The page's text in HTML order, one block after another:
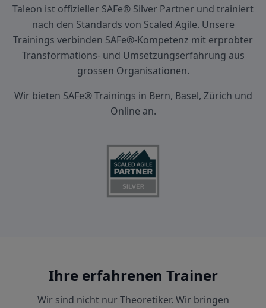
Taleon ist offizieller SAFe® Silver Partner und trainiert
nach den Standards von Scaled Agile. Unsere
Trainings verbinden SAFe®-Kompetenz mit erprobter
Transformations- und Umsetzungserfahrung aus
grossen Organisationen.
Wir bieten SAFe® Trainings in Bern, Basel, Zürich und
Online an.
Ihre erfahrenen Trainer
Wir sind nicht nur Theoretiker. Wir bringen